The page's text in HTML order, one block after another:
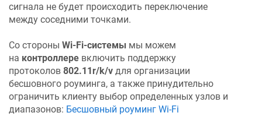
сигнала не будет происходить переключение
между соседними точками.
Со стороны Wi-Fi-системы мы можем
на контроллере включить поддержку
протоколов 802.11r/k/v для организации
бесшовного роуминга, а также принудительно
ограничить клиенту выбор определенных узлов и
диапазонов: Бесшовный роуминг Wi-Fi